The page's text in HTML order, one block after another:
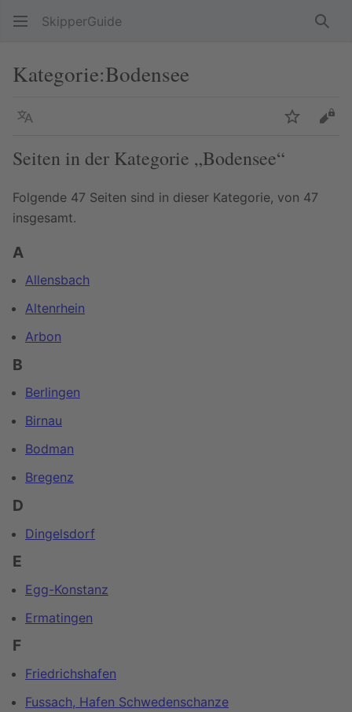
SkipperGuide
Kategorie:Bodensee
Sprache
Seiten in der Kategorie „Bodensee“
Folgende 47 Seiten sind in dieser Kategorie, von 47
insgesamt.
A
Allensbach
Altenrhein
Arbon
B
Berlingen
Birnau
Bodman
Bregenz
D
Dingelsdorf
E
Egg-Konstanz
Ermatingen
F
Friedrichshafen
Fussach, Hafen Schwedenschanze